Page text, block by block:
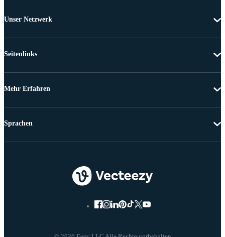
Unser Netzwerk
Seitenlinks
Mehr Erfahren
Sprachen